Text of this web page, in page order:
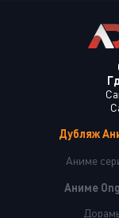
Дубляж
Аниме
Аниме